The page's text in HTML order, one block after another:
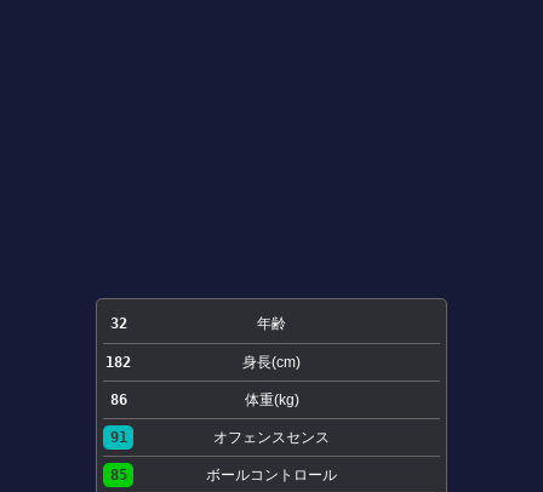
32 年齢
182 身長(cm)
86 体重(kg)
91 オフェンスセンス
85 ボールコントロール